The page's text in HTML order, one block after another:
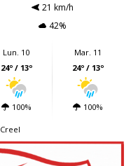
21 km/h
42%
Lun. 10
24º / 13º
100%
Mar. 11
24º / 13º
100%